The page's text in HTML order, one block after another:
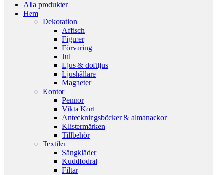
Alla produkter
Hem
Dekoration
Affisch
Figurer
Förvaring
Jul
Ljus & doftljus
Ljushållare
Magneter
Kontor
Pennor
Vikta Kort
Anteckningsböcker & almanackor
Klistermärken
Tillbehör
Textiler
Sängkläder
Kuddfodral
Filtar